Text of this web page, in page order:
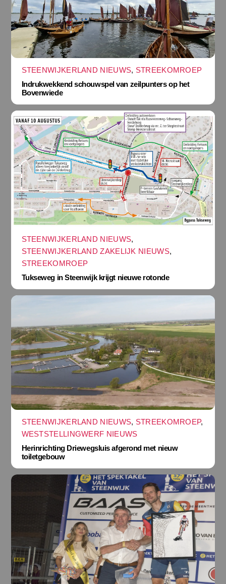
STEENWIJKERLAND NIEUWS, STREEKOMROEP
Indrukwekkend schouwspel van zeilpunters op het
Bovenwiede
STEENWIJKERLAND NIEUWS,
STEENWIJKERLAND ZAKELIJK NIEUWS,
STREEKOMROEP
Tukseweg in Steenwijk krijgt nieuwe rotonde
STEENWIJKERLAND NIEUWS, STREEKOMROEP,
WESTSTELLINGWERF NIEUWS
Herinrichting Driewegsluis afgerond met nieuw
toiletgebouw